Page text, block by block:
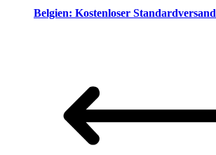
Belgien: Kostenloser Standardversand